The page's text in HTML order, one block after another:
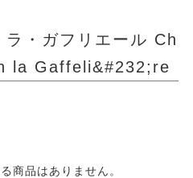
ラ・ガフリエール Ch
la Gaffeli&#232;re
商品はありません。